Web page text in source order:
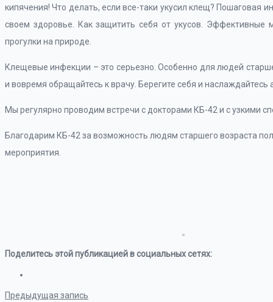
кипячения! Что делать, если все-таки укусил клещ? Пошаговая
своем здоровье. Как защитить себя от укусов.
прогулки на природе.
Клещевые инфекции – это серьезно. Особенно для людей
и вовремя обращайтесь к врачу. Берегите себя и
Мы регулярно проводим встречи с докторами КБ-42 и с узкими
Благодарим КБ-42 за возможность людям старшего возраста
мероприятия.
Поделитесь этой публикацией в социальных сетях:
Предыдущая запись